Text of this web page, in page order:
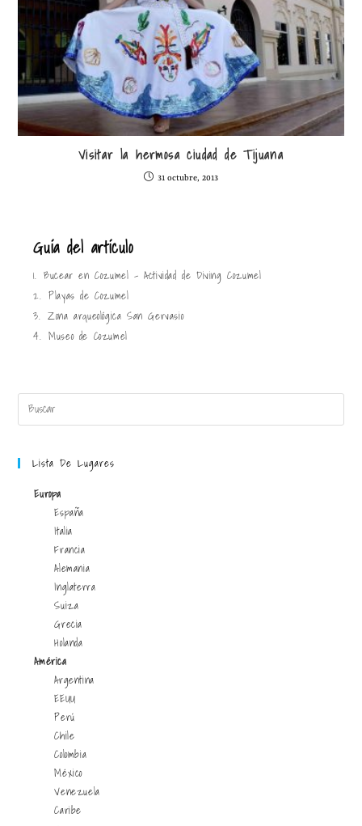
Visitar la hermosa ciudad de Tijuana
31 octubre, 2013
Guía del artículo
1. Bucear en Cozumel – Actividad de Diving Cozumel
2. Playas de Cozumel
3. Zona arqueológica San Gervasio
4. Museo de Cozumel
Lista De Lugares
Europa
España
Italia
Francia
Alemania
Inglaterra
Suiza
Grecia
Holanda
América
Argentina
EEUU
Perú
Chile
Colombia
México
Venezuela
Caribe